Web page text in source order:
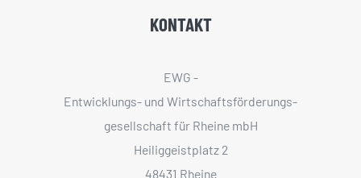
KONTAKT
EWG -
Entwicklungs- und Wirtschaftsförderungs­
gesellschaft für Rheine mbH
Heiliggeistplatz 2
48431 Rheine